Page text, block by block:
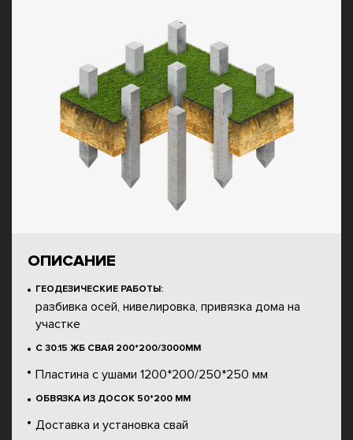
ОПИСАНИЕ
ГЕОДЕЗИЧЕСКИЕ РАБОТЫ:
разбивка осей, нивелировка, привязка дома на
участке
С 30.15 ЖБ СВАЯ 200*200/3000ММ
Пластина с ушами 1200*200/250*250 мм
ОБВЯЗКА ИЗ ДОСОК 50*200 ММ
Доставка и установка свай